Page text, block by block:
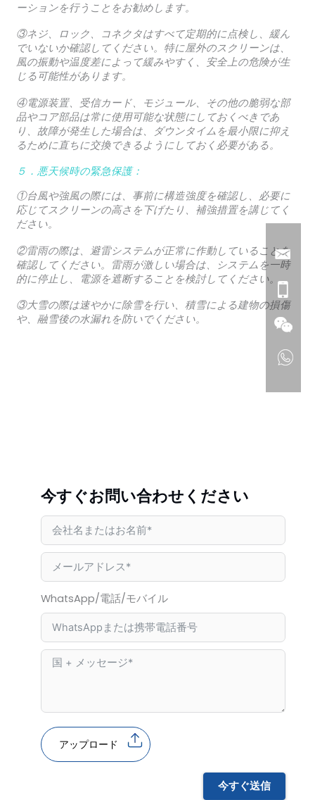
ーションを行うことをお勧めします。
③ネジ、ロック、コネクタはすべて定期的に点検し、緩ん
でいないか確認してください。特に屋外のスクリーンは、
風の振動や温度差によって緩みやすく、安全上の危険が生
じる可能性があります。
④電源装置、受信カード、モジュール、その他の脆弱な部
品やコア部品は常に使用可能な状態にしておくべきであ
り、故障が発生した場合は、ダウンタイムを最小限に抑え
るために直ちに交換できるようにしておく必要がある。
５．悪天候時の緊急保護：
①台風や強風の際には、事前に構造強度を確認し、必要に
応じてスクリーンの高さを下げたり、補強措置を講じてく
ださい。
②雷雨の際は、避雷システムが正常に作動していることを
確認してください。雷雨が激しい場合は、システムを一時
的に停止し、電源を遮断することを検討してください。
③大雪の際は速やかに除雪を行い、積雪による建物の損傷
や、融雪後の水漏れを防いでください。
今すぐお問い合わせください
WhatsApp/電話/モバイル
アップロード
今すぐ送信